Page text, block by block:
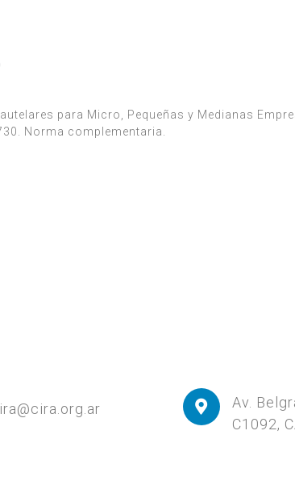
para Micro, Pequeñas y Medianas
Norma complementaria.
Av.
C1092,